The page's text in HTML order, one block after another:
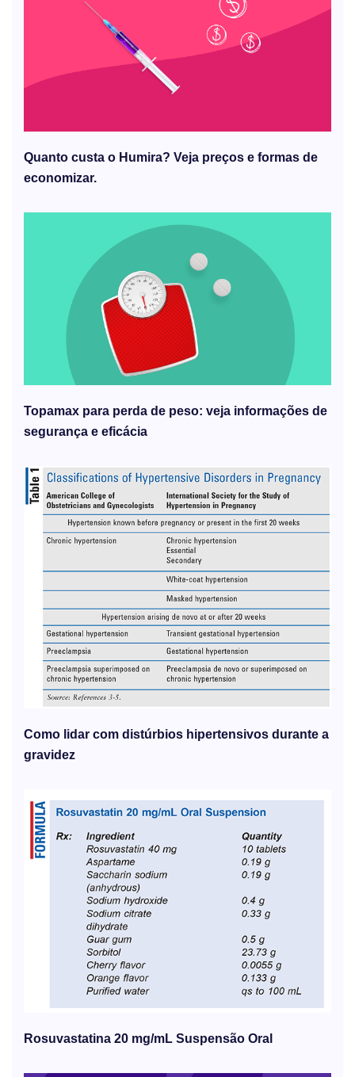
Quanto custa o Humira? Veja preços e formas de
economizar.
Topamax para perda de peso: veja informações de
segurança e eficácia
Como lidar com distúrbios hipertensivos durante a
gravidez
Rosuvastatina 20 mg/mL Suspensão Oral